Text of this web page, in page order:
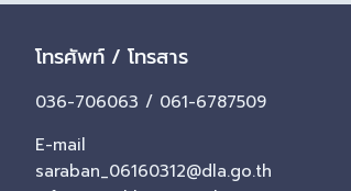
โทรศัพท์ / โทรสาร
036-706063 / 061-6787509
E-mail
saraban_06160312@dla.go.th